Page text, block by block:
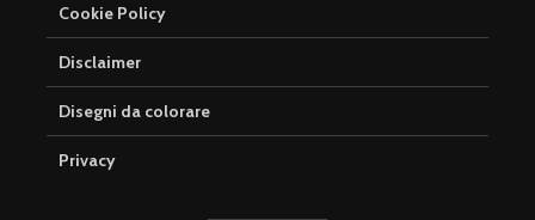
Cookie Policy
Disclaimer
Disegni da colorare
Privacy